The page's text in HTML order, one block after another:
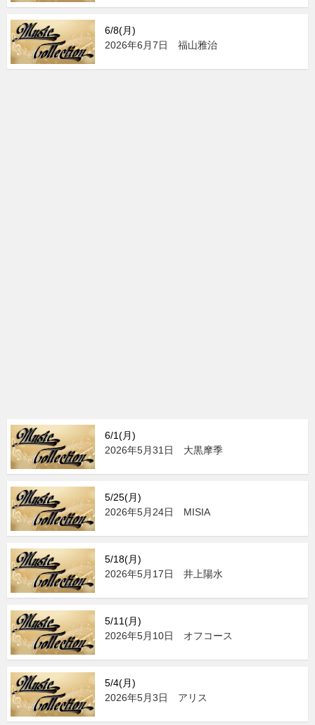
6/8(月)
2026年6月7日 福山雅治
6/1(月)
2026年5月31日 大黒摩季
5/25(月)
2026年5月24日 MISIA
5/18(月)
2026年5月17日 井上陽水
5/11(月)
2026年5月10日 オフコース
5/4(月)
2026年5月3日 アリス